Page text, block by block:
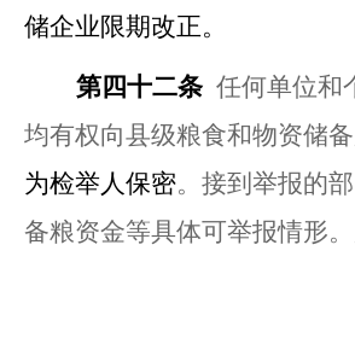
储企业限期改正。
第四十二条 任何单位和
均有权向县级粮食和物资储
为检举人保密。接到举报的
备粮资金等具体可举报情形。